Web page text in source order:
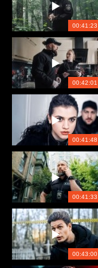
00:41:23
00:42:01
00:41:48
00:41:33
00:43:00